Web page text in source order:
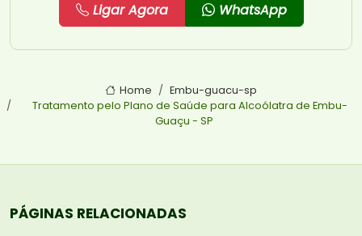
Ligar Agora WhatsApp
Home
Embu-guacu-sp
Tratamento pelo Plano de Saúde para Alcoólatra de Embu-
Guaçu - SP
PÁGINAS RELACIONADAS